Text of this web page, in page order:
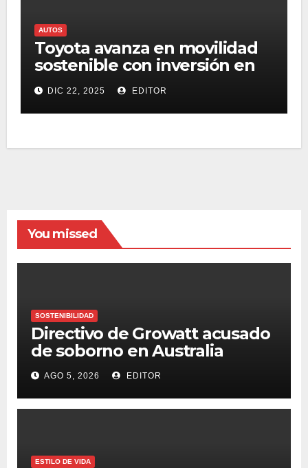
AUTOS
Toyota avanza en movilidad
sostenible con inversión en
hidrógeno en EE. UU.
DIC 22, 2025 EDITOR
You missed
SOSTENIBILIDAD
Directivo de Growatt acusado
de soborno en Australia
AGO 5, 2026 EDITOR
ESTILO DE VIDA